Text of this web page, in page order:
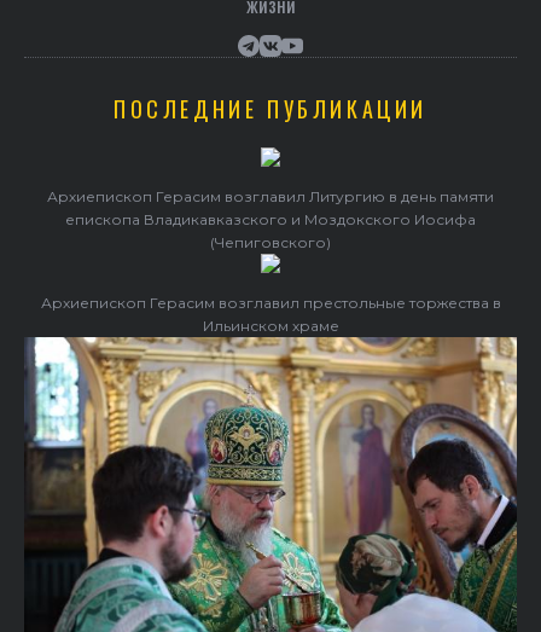
ПОСЛЕДНИЕ ПУБЛИКАЦИИ
Архиепископ Герасим возглавил Литургию в день памяти
епископа Владикавказского и Моздокского Иосифа
(Чепиговского)
Архиепископ Герасим возглавил престольные торжества в
Ильинском храме